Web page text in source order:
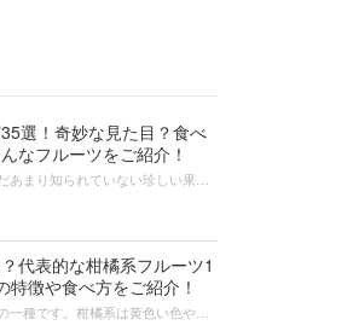
選！奇妙な見た目？食べ
なフルーツをご紹介！
あまり知られていない珍しい果物
、トロピカルな味わい...
代表的な柑橘系フルーツ1
特徴や食べ方をご紹介！
一種です。柑橘系は黄色い色やオ